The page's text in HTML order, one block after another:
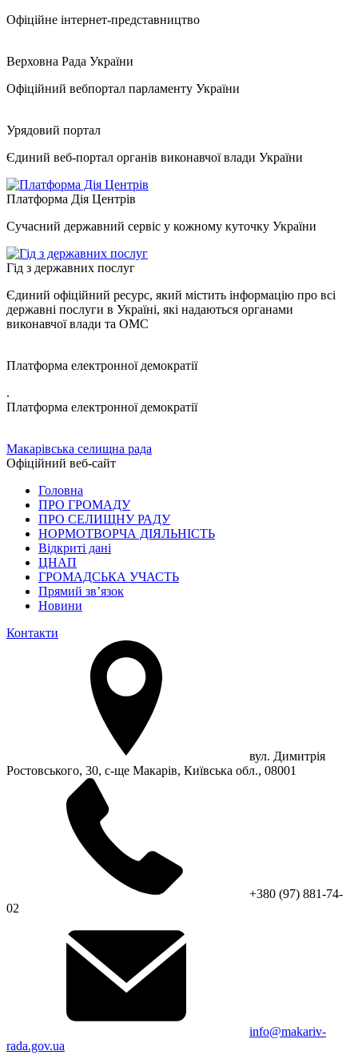
Офіційне інтернет-представництво
Верховна Рада України
Офіційний вебпортал парламенту України
Урядовий портал
Єдиний веб-портал органів виконавчої влади України
Платформа Дія Центрів
Сучасний державний сервіс у кожному куточку України
Гід з державних послуг
Єдиний офіційний ресурс, який містить інформацію про всі
державні послуги в Україні, які надаються органами
виконавчої влади та ОМС
Платформа електронної демократії
.
Платформа електронної демократії
Макарівська селищна рада
Офіційний веб-сайт
Головна
ПРО ГРОМАДУ
ПРО СЕЛИЩНУ РАДУ
НОРМОТВОРЧА ДІЯЛЬНІСТЬ
Відкриті дані
ЦНАП
ГРОМАДСЬКА УЧАСТЬ
Прямий зв’язок
Новини
Контакти
вул. Димитрія
Ростовського, 30, с-ще Макарів, Київська обл., 08001
+380 (97) 881-74-
02
info@makariv-
rada.gov.ua